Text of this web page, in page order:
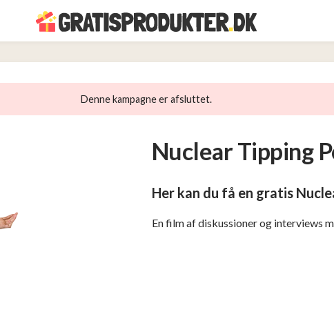
Denne kampagne er afsluttet.
Nuclear Tipping
Her kan du få en gratis
En film af diskussioner og interviews